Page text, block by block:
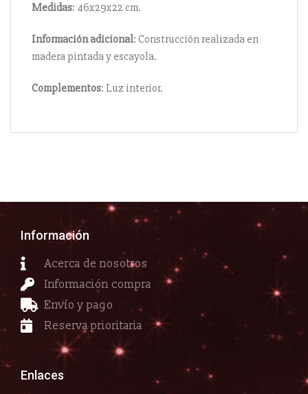
Medidas: 46x29x22 cm.
Informaciónadicional: Construcción realizada en
madera pintada y escayola.
Complementos: Luz interior.
Información
Acerca de nosotros
Información compra
Envío y pago
Reserva prioritaria
Enlaces